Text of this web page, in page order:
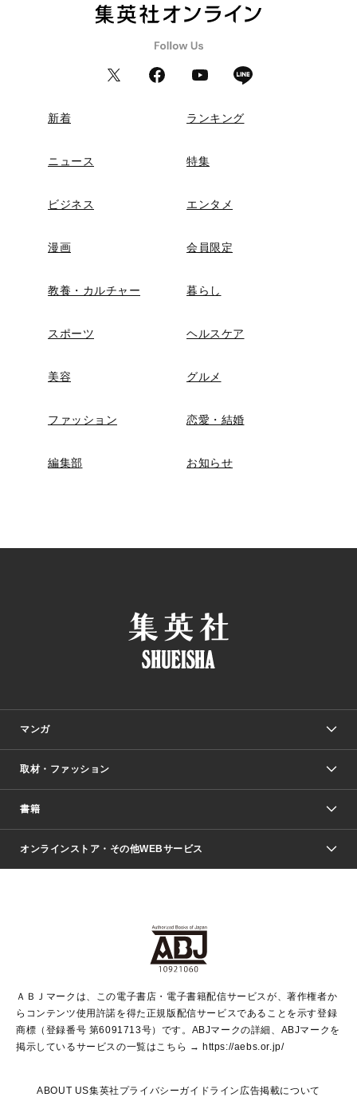
新着 ランキング
ニュース 特集
ビジネス エンタメ
漫画 会員限定
教養・カルチャー 暮らし
スポーツ ヘルスケア
美容 グルメ
ファッション 恋愛・結婚
編集部 お知らせ
マンガ
少年マンガ
Vジャンプ
ジャンプルーキー！
ジャンプTOON
S-MANGA
集英社ジャンプリミックス
週刊ヤングジャンプ
ウルトラジャンプ
少女マンガ
リマコミ＋
マンガMeets
月刊オフィスユー
取材・ファッション
Seventeen
LEE
Marisol
T JAPAN:The New York Times Style Magazine
芸能・情報・スポーツ
パラスポ＋！
書籍
文芸・文庫・総合
青春と読書
アジア人物史
集英社新書
集英社新書プラス
よみタイ
ライトノベル・ノベライズ
集英社Webマガジン Cobalt
集英社オレンジ文庫
シフォン文庫
JUMP j BOOKS
集英社みらい文庫
S-KIDS.LAND
オンラインストア・その他WEBサービス
SHUEISHA MANGA-ART HERITAGE
HAPPY PLUS STORE
shueisha vox
EDITOR'S LAB
ＡＢＪマークは、この電子書店・電子書籍配信サービスが、著作権者か
らコンテンツ使用許諾を得た正規版配信サービスであることを示す登録
商標（登録番号 第6091713号）です。ABJマークの詳細、ABJマークを
掲示しているサービスの一覧はこちら → https://aebs.or.jp/
ABOUT US集英社プライバシーガイドライン 広告掲載について